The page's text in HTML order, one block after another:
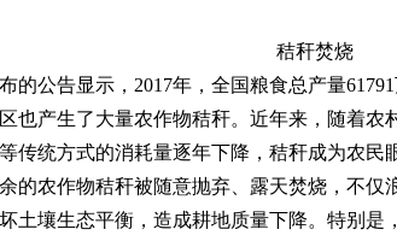
秸秆焚烧
公告显示，2017年，全国粮食总产量61791
也产生了大量农作物秸秆。近年来，随着
传统方式的消耗量逐年下降，秸秆成为农民
农作物秸秆被随意抛弃、露天焚烧，不仅
土壤生态平衡，造成耕地质量下降。特别